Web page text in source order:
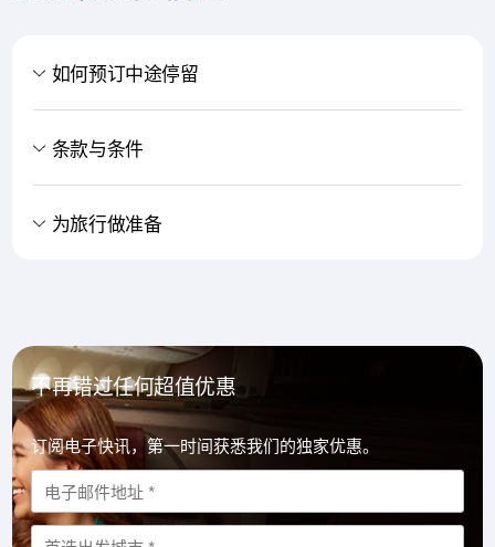
如何预订中途停留
条款与条件
为旅行做准备
不再错过任何超值优惠
订阅电子快讯，第一时间获悉我们的独家优惠。